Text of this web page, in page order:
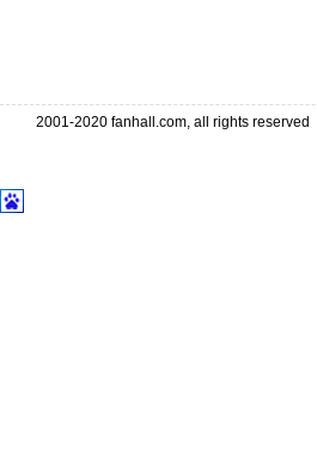
2001-2020 fanhall.com, all rights reserved